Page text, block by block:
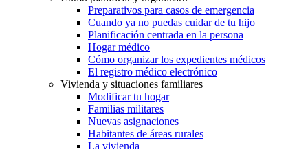
Preparativos para casos de emergencia
Cuando ya no puedas cuidar de tu hijo
Planificación centrada en la persona
Hogar médico
Cómo organizar los expedientes médicos
El registro médico electrónico
Vivienda y situaciones familiares
Modificar tu hogar
Familias militares
Nuevas asignaciones
Habitantes de áreas rurales
La vivienda